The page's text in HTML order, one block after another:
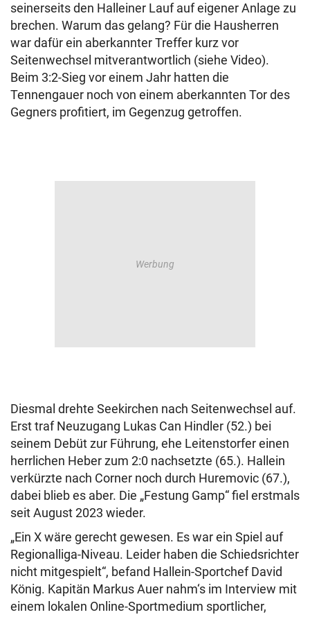
seinerseits den Halleiner Lauf auf eigener Anlage zu
brechen. Warum das gelang? Für die Hausherren
war dafür ein aberkannter Treffer kurz vor
Seitenwechsel mitverantwortlich (siehe Video).
Beim 3:2-Sieg vor einem Jahr hatten die
Tennengauer noch von einem aberkannten Tor des
Gegners profitiert, im Gegenzug getroffen.
Diesmal drehte Seekirchen nach Seitenwechsel auf.
Erst traf Neuzugang Lukas Can Hindler (52.) bei
seinem Debüt zur Führung, ehe Leitenstorfer einen
herrlichen Heber zum 2:0 nachsetzte (65.). Hallein
verkürzte nach Corner noch durch Huremovic (67.),
dabei blieb es aber. Die „Festung Gamp“ fiel erstmals
seit August 2023 wieder.
„Ein X wäre gerecht gewesen. Es war ein Spiel auf
Regionalliga-Niveau. Leider haben die Schiedsrichter
nicht mitgespielt“, befand Hallein-Sportchef David
König. Kapitän Markus Auer nahm‘s im Interview mit
einem lokalen Online-Sportmedium sportlicher,